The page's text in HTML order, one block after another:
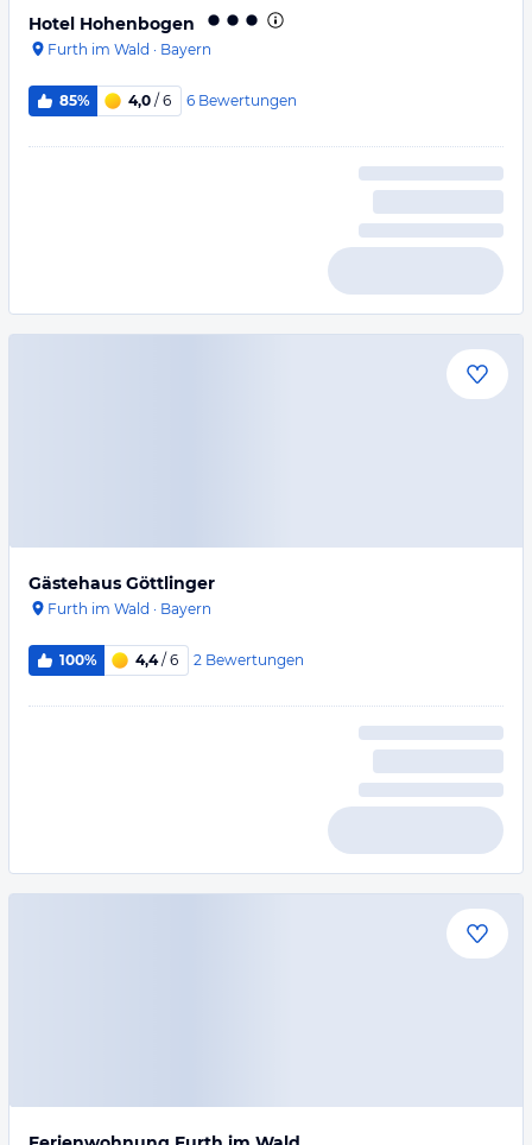
Hotel Hohenbogen
Furth im Wald · Bayern
85% 4,0 / 6 6 Bewertungen
Gästehaus Göttlinger
Furth im Wald · Bayern
100% 4,4/ 6 2 Bewertungen